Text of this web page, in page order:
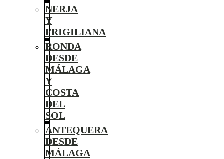
NERJA
Y
FRIGILIANA
RONDA
DESDE
MÁLAGA
Y
COSTA
DEL
SOL
ANTEQUERA
DESDE
MÁLAGA